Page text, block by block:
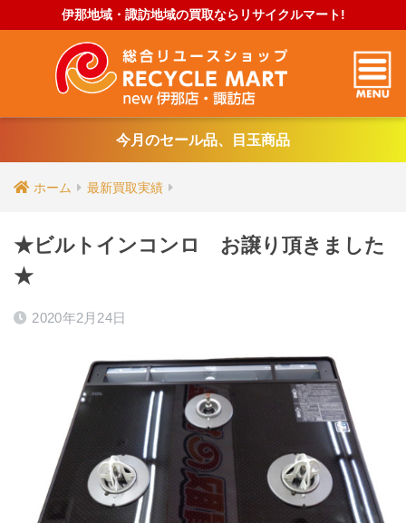
伊那地域・諏訪地域の買取ならリサイクルマート!
今月のセール品、目玉商品
ホーム 最新買取実績
★ビルトインコンロ お譲り頂きました
★
2020年2月24日